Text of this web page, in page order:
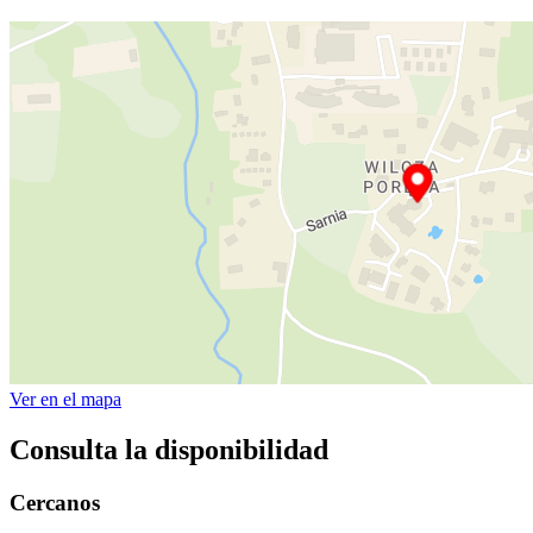
Ver en el mapa
Consulta la disponibilidad
Cercanos